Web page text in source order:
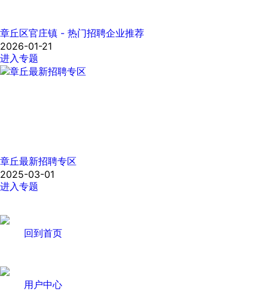
章丘区官庄镇 - 热门招聘企业推荐
2026-01-21
进入专题
章丘最新招聘专区
2025-03-01
进入专题
回到首页
用户中心